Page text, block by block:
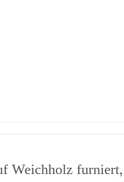
Weichholz